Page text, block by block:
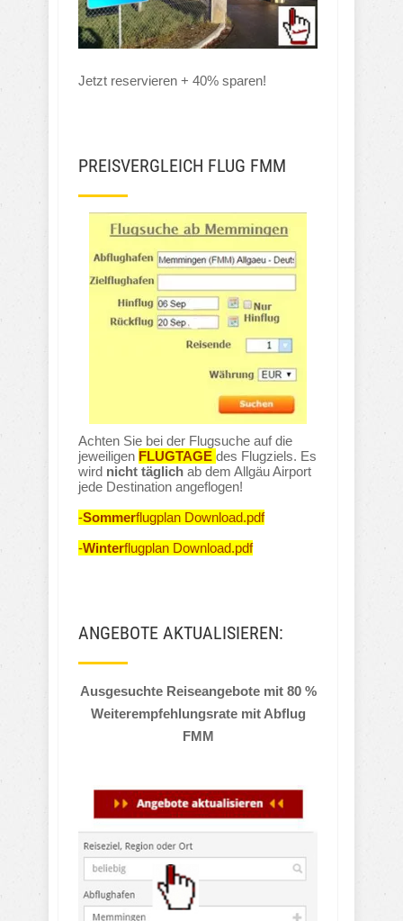
Jetzt reservieren + 40% sparen!
PREISVERGLEICH FLUG FMM
Achten Sie bei der Flugsuche auf die
jeweiligen FLUGTAGE des Flugziels. Es
wird nicht täglich ab dem Allgäu Airport
jede Destination angeflogen!
-Sommerflugplan Download.pdf
-Winterflugplan Download.pdf
ANGEBOTE AKTUALISIEREN:
Ausgesuchte Reiseangebote mit 80 %
Weiterempfehlungsrate mit Abflug
FMM